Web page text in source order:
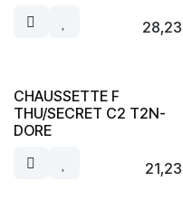
28,23
CHAUSSETTE F
THU/SECRET C2 T2N-
DORE
21,23